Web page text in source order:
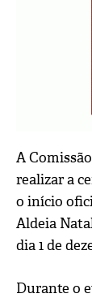
A
realizar a
o início
Aldeia
dia 1 de
Durante o